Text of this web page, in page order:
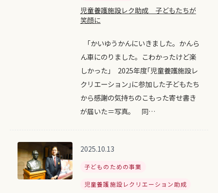
児童養護施設レク助成 子どもたちが
笑顔に
｢かいゆうかんにいきました。かんら
ん車にのりました。こわかったけど楽
しかった｣ 2025年度｢児童養護施設レ
クリエーション｣に参加した子どもたち
から感謝の気持ちのこもった寄せ書き
が届いた＝写真。 同…
2025.10.13
子どものための事業
児童養護施設レクリエーション助成